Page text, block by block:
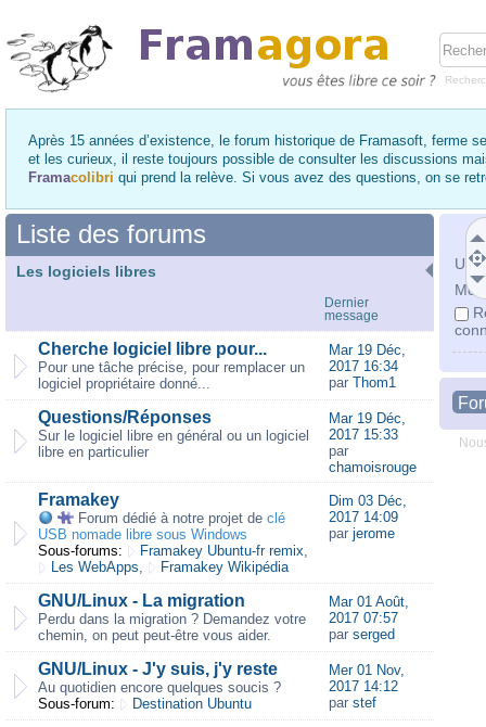
Après 15 années d’existence, le forum historique de Framasoft, ferme
et les curieux, il reste toujours possible de consulter les discussions
Framacolibri qui prend la relève. Si vous avez des questions, on se
Mot
Liste des forums
Les logiciels libres
Dernier
message
Cherche logiciel libre pour...
Pour une tâche précise, pour remplacer un
logiciel propriétaire donné...
Mar 19 Déc,
2017 16:34
par Thom1
Questions/Réponses
Sur le logiciel libre en général ou un logiciel
libre en particulier
Mar 19 Déc,
2017 15:33
par
chamoisrouge
Framakey
Forum dédié à notre projet de clé
USB nomade libre sous Windows
Sous-forums:
Framakey Ubuntu-fr remix,
Les WebApps, Framakey Wikipédia
Dim 03 Déc,
2017 14:09
par jerome
GNU/Linux - La migration
Perdu dans la migration ? Demandez votre
chemin, on peut peut-être vous aider.
Mar 01 Août,
2017 07:57
par serged
GNU/Linux - J'y suis, j'y reste
Au quotidien encore quelques soucis ?
Sous-forum:
Destination Ubuntu
Mer 01 Nov,
2017 14:12
par stef